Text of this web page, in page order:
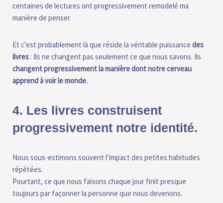
centaines de lectures ont progressivement remodelé ma
manière de penser.
Et c’est probablement là que réside la véritable puissance des
livres : Ils ne changent pas seulement ce que nous savons. Ils
changent progressivement la manière dont notre cerveau
apprend à voir le monde.
4. Les livres construisent
progressivement notre identité.
Nous sous-estimons souvent l’impact des petites habitudes
répétées.
Pourtant, ce que nous faisons chaque jour finit presque
toujours par façonner la personne que nous devenons.